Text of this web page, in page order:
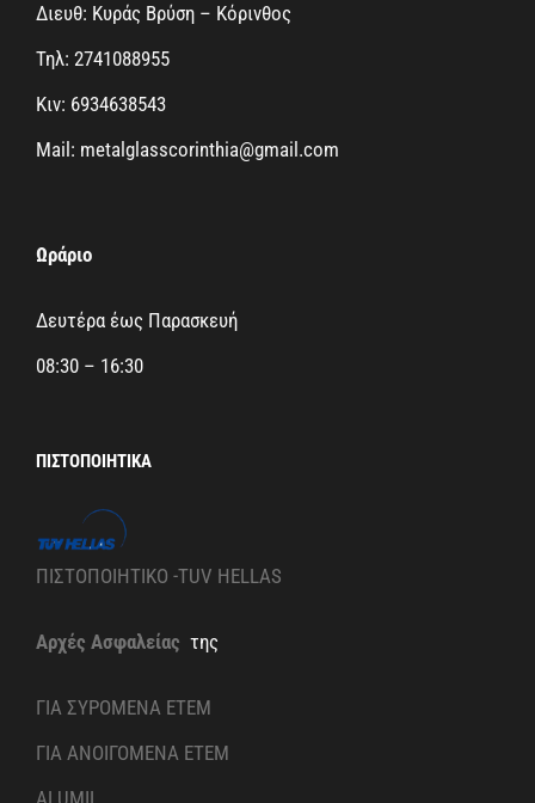
Διευθ: Κυράς Βρύση – Κόρινθος
Τηλ: 2741088955
Κιν: 6934638543
Mail: metalglasscorinthia@gmail.com
Ωράριο
Δευτέρα έως Παρασκευή
08:30 – 16:30
ΠΙΣΤΟΠΟΙΗΤΙΚΆ
ΠΙΣΤΟΠΟΙΗΤΙΚΟ -TUV HELLAS
Αρχές Ασφαλείας της
ΓΙΑ ΣΥΡΟΜΕΝΑ ETEM
ΓΙΑ ΑΝΟΙΓΟΜΕΝΑ ETEM